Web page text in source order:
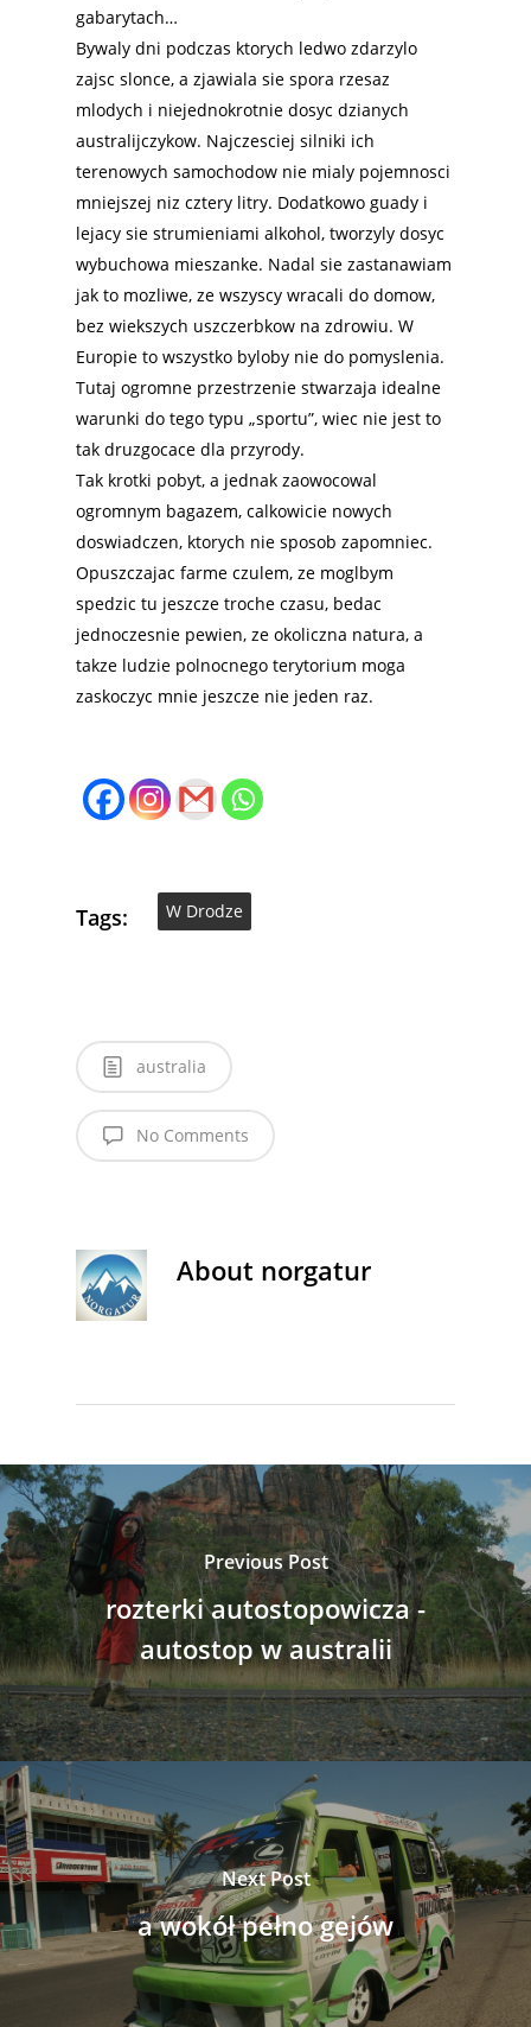
gabarytach…
Bywaly dni podczas ktorych ledwo zdarzylo
zajsc slonce, a zjawiala sie spora rzesaz
mlodych i niejednokrotnie dosyc dzianych
australijczykow. Najczesciej silniki ich
terenowych samochodow nie mialy pojemnosci
mniejszej niz cztery litry. Dodatkowo guady i
lejacy sie strumieniami alkohol, tworzyly dosyc
wybuchowa mieszanke. Nadal sie zastanawiam
jak to mozliwe, ze wszyscy wracali do domow,
bez wiekszych uszczerbkow na zdrowiu. W
Europie to wszystko byloby nie do pomyslenia.
Tutaj ogromne przestrzenie stwarzaja idealne
warunki do tego typu „sportu”, wiec nie jest to
tak druzgocace dla przyrody.
Tak krotki pobyt, a jednak zaowocowal
ogromnym bagazem, calkowicie nowych
doswiadczen, ktorych nie sposob zapomniec.
Opuszczajac farme czulem, ze moglbym
spedzic tu jeszcze troche czasu, bedac
jednoczesnie pewien, ze okoliczna natura, a
takze ludzie polnocnego terytorium moga
zaskoczyc mnie jeszcze nie jeden raz.
Tags: W Drodze
australia
No Comments
About norgatur
Previous Post
rozterki autostopowicza -
autostop w australii
Next Post
a wokół pełno gejów